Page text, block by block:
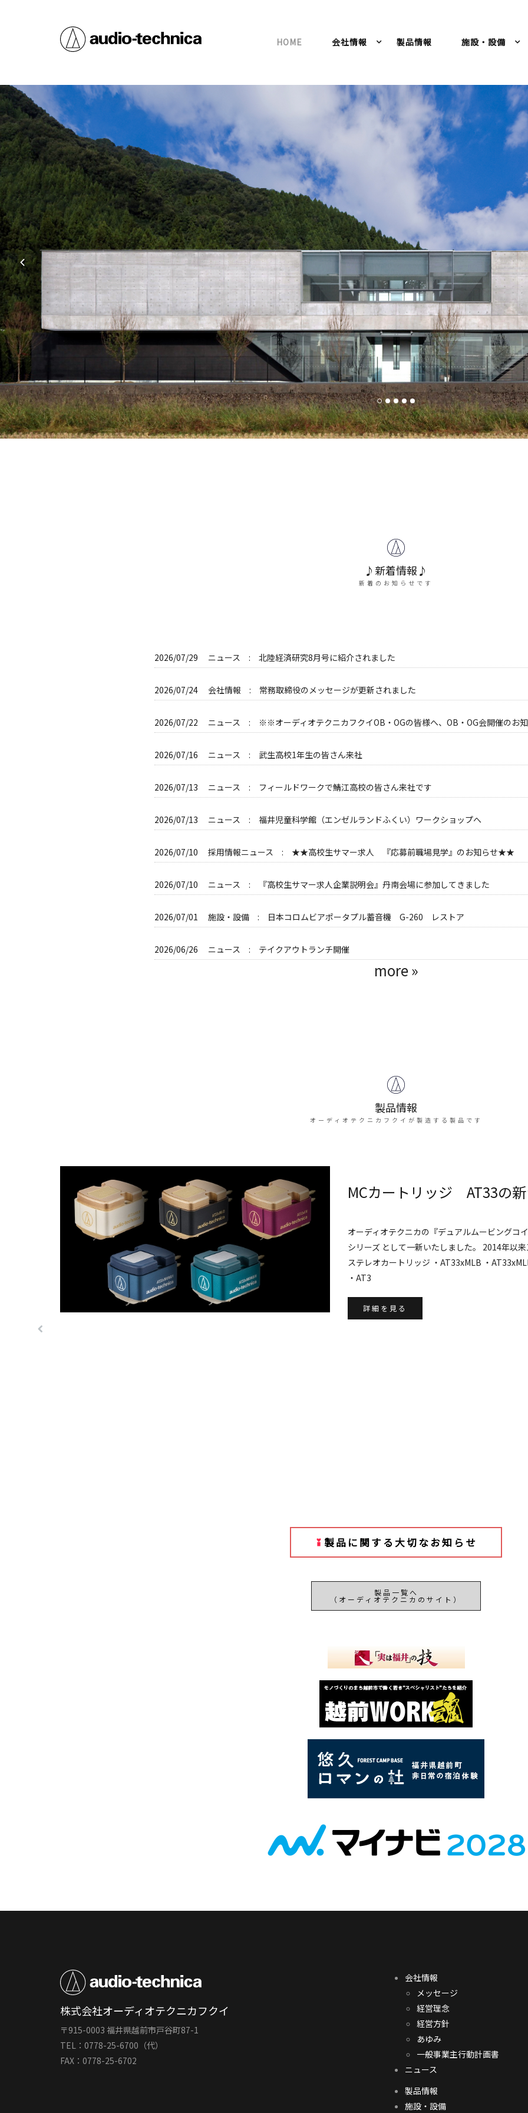
HOME 会社情報 製品情報 施設・設備
♪新着情報♪
新着のお知らせです
2026/07/29 ニュース : 北陸経済研究8月号に紹介されました
2026/07/24 会社情報 : 常務取締役のメッセージが更新されました
2026/07/22 ニュース : ※※オーディオテクニカフクイOB・OGの皆様へ、OB・OG会開催のお
2026/07/16 ニュース : 武生高校1年生の皆さん来社
2026/07/13 ニュース : フィールドワークで鯖江高校の皆さん来社です
2026/07/13 ニュース : 福井児童科学館（エンゼルランドふくい）ワークショップへ
2026/07/10 採用情報ニュース : ★★高校生サマー求人 『応募前職場見学』のお知らせ★★
2026/07/10 ニュース : 『高校生サマー求人企業説明会』丹南会場に参加してきました
2026/07/01 施設・設備 : 日本コロムビアポータプル蓄音機 G-260 レストア
2026/06/26 ニュース : テイクアウトランチ開催
more »
製品情報
オーディオテクニカフクイが製造する製品です
MCカートリッジ AT33の
オーディオテクニカの『デュアルムービングコ
シリーズ として一新いたしました。 2014年以
ステレオカートリッジ ・AT33xMLB ・
・AT3
詳細を見る
製品に関する大切なお知らせ
製品一覧へ
（オーディオテクニカのサイト）
株式会社オーディオテクニカフクイ
〒915-0003 福井県越前市戸谷町87-1
TEL：0778-25-6700（代）
FAX：0778-25-6702
会社情報
メッセージ
経営理念
経営方針
あゆみ
一般事業主行動計画書
ニュース
製品情報
施設・設備